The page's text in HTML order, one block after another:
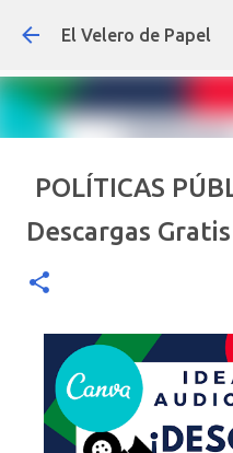
Ir al
El Velero de Papel
POLÍTICAS
POR ARTURO
POLÍTICAS PÚBLICAS Y POBREZA
Descargas Gratis